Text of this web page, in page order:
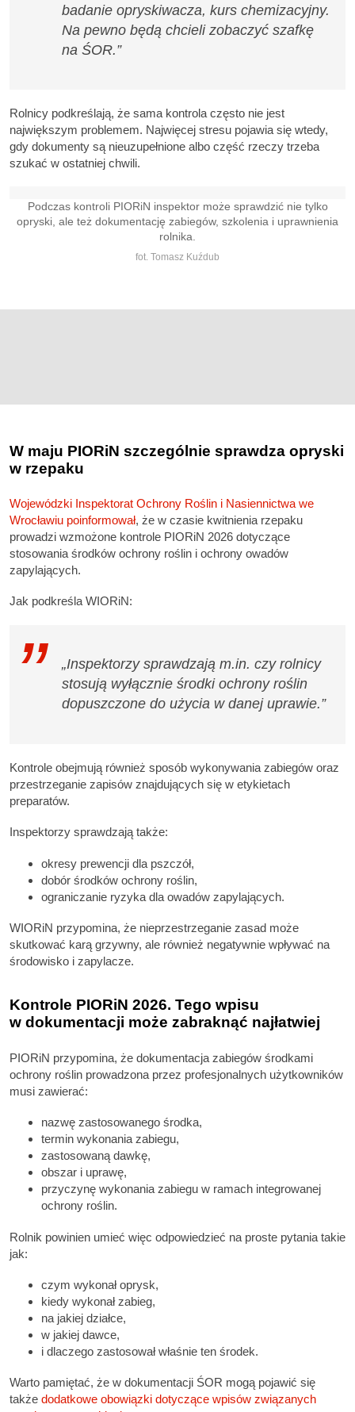
badanie opryskiwacza, kurs chemizacyjny.
Na pewno będą chcieli zobaczyć szafkę
na ŚOR.”
Rolnicy podkreślają, że sama kontrola często nie jest
największym problemem. Najwięcej stresu pojawia się wtedy,
gdy dokumenty są nieuzupełnione albo część rzeczy trzeba
szukać w ostatniej chwili.
Podczas kontroli PIORiN inspektor może sprawdzić nie tylko
opryski, ale też dokumentację zabiegów, szkolenia i uprawnienia
rolnika.
fot. Tomasz Kuźdub
W maju PIORiN szczególnie sprawdza opryski
w rzepaku
Wojewódzki Inspektorat Ochrony Roślin i Nasiennictwa we
Wrocławiu poinformował, że w czasie kwitnienia rzepaku
prowadzi wzmożone kontrole PIORiN 2026 dotyczące
stosowania środków ochrony roślin i ochrony owadów
zapylających.
Jak podkreśla WIORiN:
„Inspektorzy sprawdzają m.in. czy rolnicy
stosują wyłącznie środki ochrony roślin
dopuszczone do użycia w danej uprawie.”
Kontrole obejmują również sposób wykonywania zabiegów oraz
przestrzeganie zapisów znajdujących się w etykietach
preparatów.
Inspektorzy sprawdzają także:
okresy prewencji dla pszczół,
dobór środków ochrony roślin,
ograniczanie ryzyka dla owadów zapylających.
WIORiN przypomina, że nieprzestrzeganie zasad może
skutkować karą grzywny, ale również negatywnie wpływać na
środowisko i zapylacze.
Kontrole PIORiN 2026. Tego wpisu
w dokumentacji może zabraknąć najłatwiej
PIORiN przypomina, że dokumentacja zabiegów środkami
ochrony roślin prowadzona przez profesjonalnych użytkowników
musi zawierać:
nazwę zastosowanego środka,
termin wykonania zabiegu,
zastosowaną dawkę,
obszar i uprawę,
przyczynę wykonania zabiegu w ramach integrowanej
ochrony roślin.
Rolnik powinien umieć więc odpowiedzieć na proste pytania takie
jak:
czym wykonał oprysk,
kiedy wykonał zabieg,
na jakiej działce,
w jakiej dawce,
i dlaczego zastosował właśnie ten środek.
Warto pamiętać, że w dokumentacji ŚOR mogą pojawić się
także dodatkowe obowiązki dotyczące wpisów związanych